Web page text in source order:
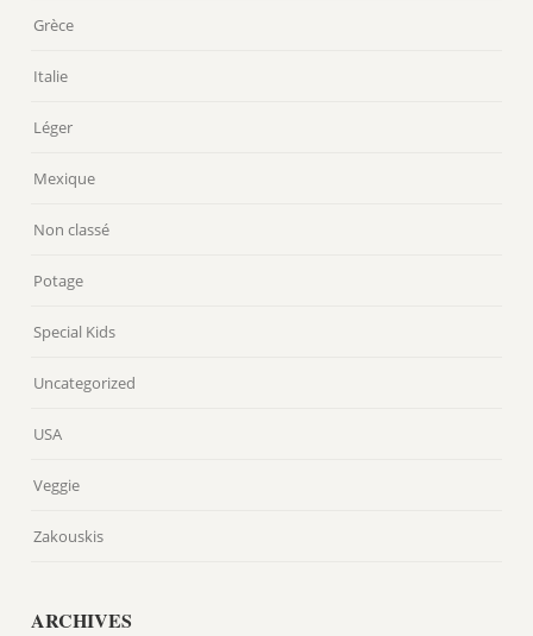
Grèce
Italie
Léger
Mexique
Non classé
Potage
Special Kids
Uncategorized
USA
Veggie
Zakouskis
ARCHIVES